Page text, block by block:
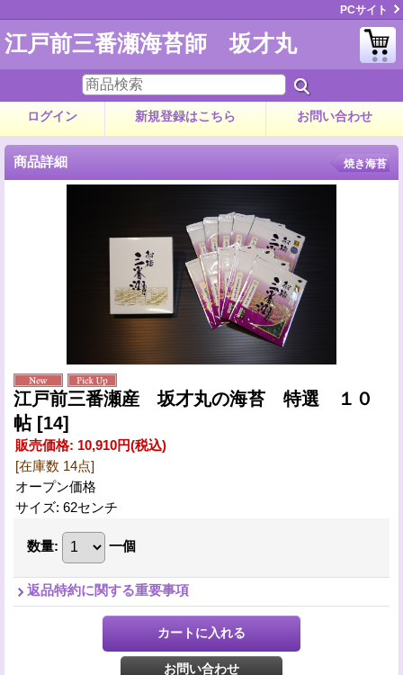
PCサイト
江戸前三番瀬海苔師 坂才丸
ログイン 新規登録はこちら お問い合わせ
商品詳細 焼き海苔
江戸前三番瀬産 坂才丸の海苔 特選 １０
帖 [14]
販売価格: 10,910円(税込)
[在庫数 14点]
オープン価格
サイズ: 62センチ
数量: 一個
返品特約に関する重要事項